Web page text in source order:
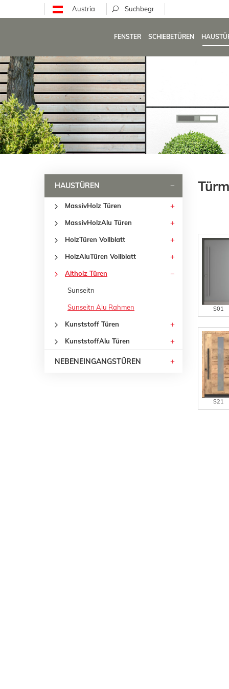
Austria
FENSTER SCHIEBETÜREN
HAUSTÜREN
MassivHolz Türen
MassivHolzAlu Türen
HolzTüren Vollblatt
HolzAluTüren Vollblatt
Altholz Türen
Sunseitn
Sunseitn Alu Rahmen
Kunststoff Türen
KunststoffAlu Türen
NEBENEINGANGSTÜREN
S01
S21